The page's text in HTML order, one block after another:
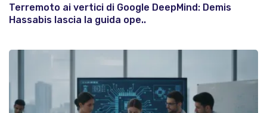
Terremoto ai vertici di Google DeepMind: Demis
Hassabis lascia la guida ope..